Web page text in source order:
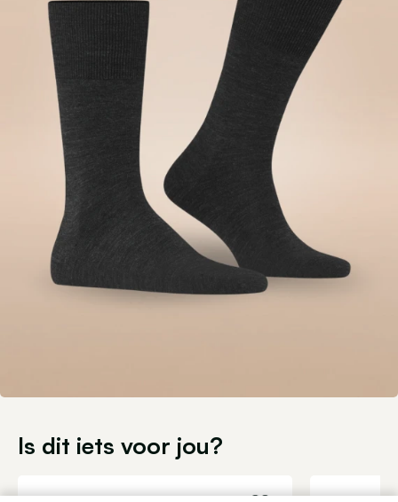
Is dit iets voor jou?